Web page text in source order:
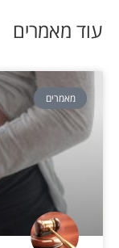
עוד מאמרים
מאמרים